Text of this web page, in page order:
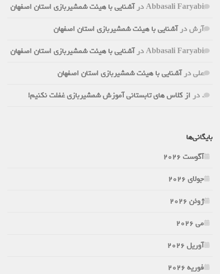
Abbasali Faryabiدرآشنایی با هیئت شمشیربازی استان اصفهان
آرشدرآشنایی با هیئت شمشیربازی استان اصفهان
Abbasali Faryabiدرآشنایی با هیئت شمشیربازی استان اصفهان
علیدرآشنایی با هیئت شمشیربازی استان اصفهان
.دراز کلاس های تابستانی آموزش شمشیربازی غفلت نکنیم!
بایگانی‌ها
آگوست 2026
جولای 2026
ژوئن 2026
می 2026
آوریل 2026
فوریه 2026